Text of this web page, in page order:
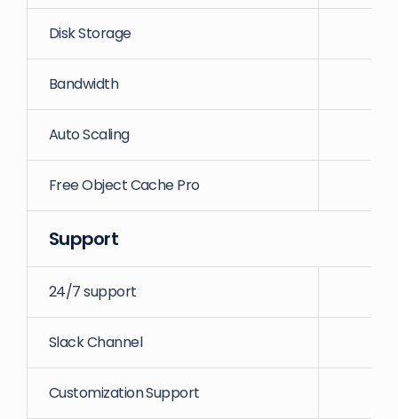
Disk Storage
Bandwidth
Auto Scaling
Free Object Cache Pro
Support
24/7 support
Slack Channel
Customization Support